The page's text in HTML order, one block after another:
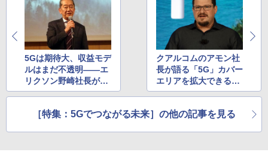
5Gは期待大、収益モデ
ルはまだ不透明――エ
リクソン野崎社長が語
る5Gの最新動向
クアルコムのアモン社
長が語る「5G」カバー
エリアを拡大できる期
待の技術「DSS」とは
［特集：5Gでつながる未来］の他の記事を見る